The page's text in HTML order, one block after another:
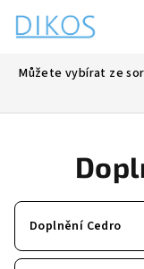
obsah
Můžete vybírat ze
Doplnění Cedro